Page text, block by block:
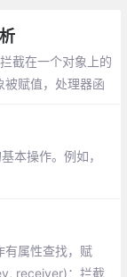
截在一个对象上的
被赋值，处理器函
本操作。例如，
有属性查找，赋
receiver)：拦截